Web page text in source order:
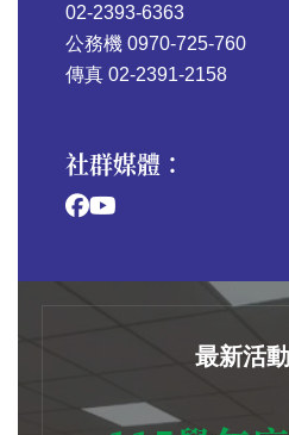
02-2393-6363
公務機 0970-725-760
傳真 02-2391-2158
社群媒體：
最新活